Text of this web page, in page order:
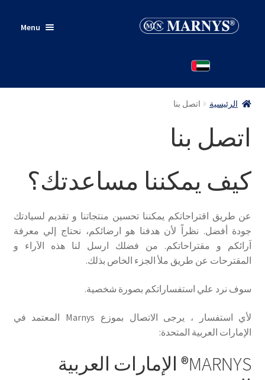
Skip
Skip
Menu
منتجات
اتصل بنا
الرئيسية اتصل بنا
اتصل بنا
كيف يمكننا مساعدتك؟
عن طريق اقتراحاتكم يمكننا تحسين منتجاتنا و تقديم لسيادتك
جودة أفضل‫.‫ نظراً لأن هدفنا هو ارضائكم‫، نحتاج ﺇلي معرفة
اَرائكم و مقتراحاتكم‫.‫ من فضلك ارسل لنا هذه الاَراء و
المقترحات عن طريق ملأ الجزء الخاص بذلك‫.‫
سوف نرد علي استفساراتكم بصورة شخصية‫.‫
لأي استفسار ، يرجى الاتصال بموزع Marnys المعتمد في
الإمارات العربية المتحدة:
MARNYS® الإمارات العربية